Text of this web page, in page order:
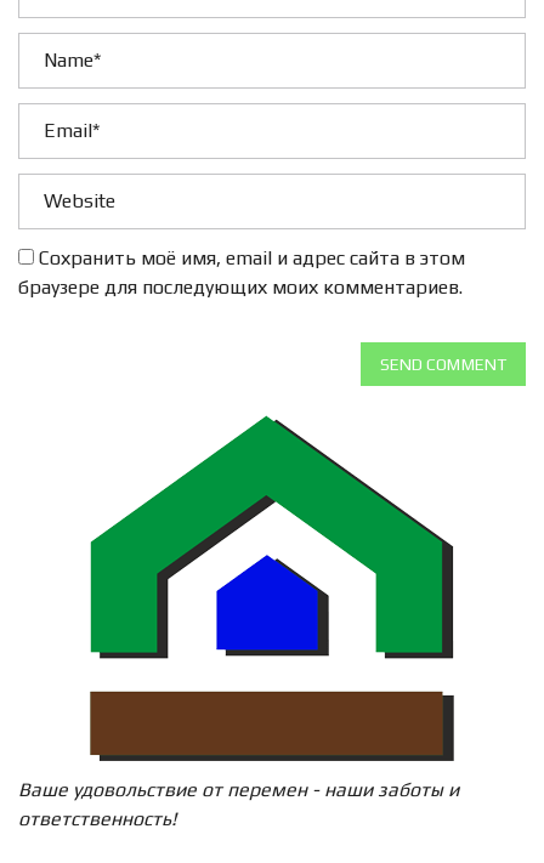
Сохранить моё имя, email и адрес сайта в этом
браузере для последующих моих комментариев.
SEND COMMENT
Ваше удовольствие от перемен - наши заботы и
ответственность!